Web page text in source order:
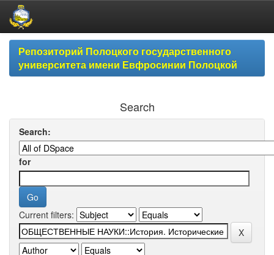
Skip
navigationРепозиторий Полоцкого государственного
университета имени Евфросинии Полоцкой
Search
Search:
for
Current filters: